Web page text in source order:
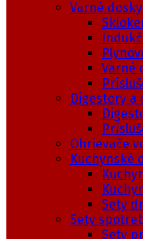
Varné dosky
Varné
Digestory a
Ohrievače
Kuchynské
Sety
Sety
Sety